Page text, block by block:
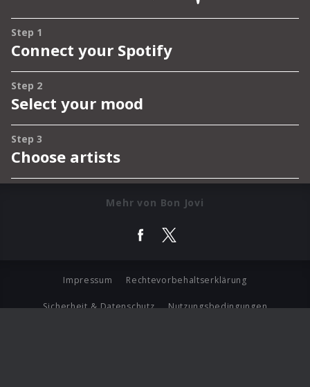
Mehr von Bon Jovi
Impressum Rechtevorbehaltserklärung
Sicherheit & Datenschutz Nutzungsbedingungen